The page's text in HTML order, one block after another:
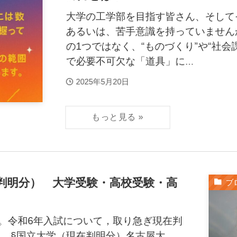
大学の工学部を目指す皆さん、そし
あるいは、苦手意識を持っていませ
の1つではなく、“ものづくり”や“社
で必要不可欠な「道具」に...
2025年5月20日
ブ
明分） 大学受験・高校受験・高
令和6年入試について，取り急ぎ現在判